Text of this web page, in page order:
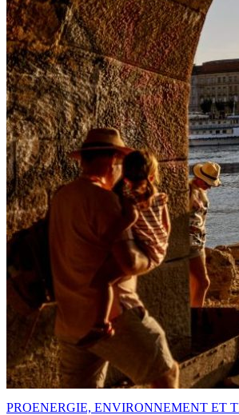
PROENERGIE, ENVIRONNEMENT ET